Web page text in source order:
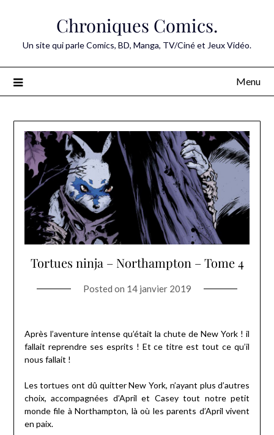
Chroniques Comics.
Un site qui parle Comics, BD, Manga, TV/Ciné et Jeux Vidéo.
Menu
Tortues ninja – Northampton – Tome 4
Posted on 14 janvier 2019
Après l’aventure intense qu’était la chute de New York ! il
fallait reprendre ses esprits ! Et ce titre est tout ce qu’il
nous fallait !
Les tortues ont dû quitter New York, n’ayant plus d’autres
choix, accompagnées d’April et Casey tout notre petit
monde file à Northampton, là où les parents d’April vivent
en paix.